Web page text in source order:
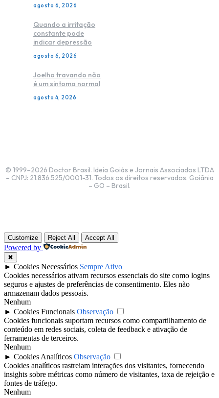
agosto 6, 2026
Quando a irritação
constante pode
indicar depressão
agosto 6, 2026
Joelho travando não
é um sintoma normal
agosto 4, 2026
© 1999–2026 Doctor Brasil. Ideia Goiás e Jornais Associados LTDA
– CNPJ: 21.836.525/0001-31. Todos os direitos reservados. Goiânia
– GO – Brasil.
Customize Reject All Accept All
Powered by
✖
► Cookies Necessários Sempre Ativo
Cookies necessários ativam recursos essenciais do site como logins
seguros e ajustes de preferências de consentimento. Eles não
armazenam dados pessoais.
Nenhum
► Cookies Funcionais Observação
Cookies funcionais suportam recursos como compartilhamento de
conteúdo em redes sociais, coleta de feedback e ativação de
ferramentas de terceiros.
Nenhum
► Cookies Analíticos Observação
Cookies analíticos rastreiam interações dos visitantes, fornecendo
insights sobre métricas como número de visitantes, taxa de rejeição e
fontes de tráfego.
Nenhum